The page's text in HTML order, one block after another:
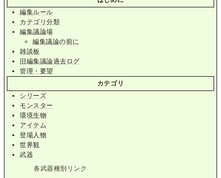
編集ルール
カテゴリ分類
編集議論場
編集議論の前に
雑談板
旧編集議論過去ログ
管理・要望
カテゴリ
シリーズ
モンスター
環境生物
アイテム
登場人物
世界観
武器
各武器種別リンク